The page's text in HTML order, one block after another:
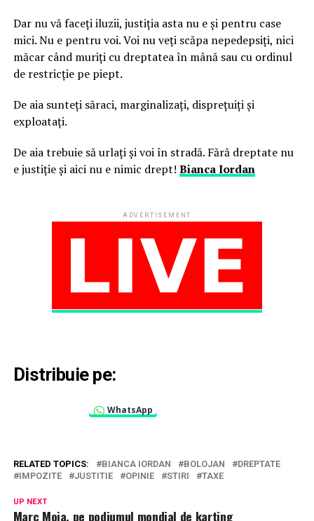
Dar nu vă faceți iluzii, justiția asta nu e și pentru case
mici. Nu e pentru voi. Voi nu veți scăpa nepedepsiți, nici
măcar când muriți cu dreptatea în mână sau cu ordinul
de restricție pe piept.
De aia sunteți săraci, marginalizați, disprețuiți și
exploatați.
De aia trebuie să urlați și voi în stradă. Fără dreptate nu
e justiție și aici nu e nimic drept! Bianca Iordan
ADVERTISEMENT
Distribuie pe:
WhatsApp
RELATED TOPICS: BIANCA IORDAN BOLOJAN
DREPTATE
IMPOZITE
JUSTITIE OPINIE STIRI TAXE
UP NEXT
Marc Moia, pe podiumul mondial de karting